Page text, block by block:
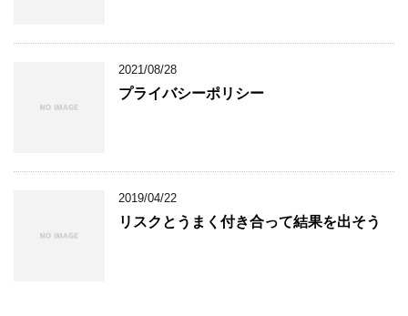
2021/08/28
プライバシーポリシー
2019/04/22
リスクとうまく付き合って結果を出そう